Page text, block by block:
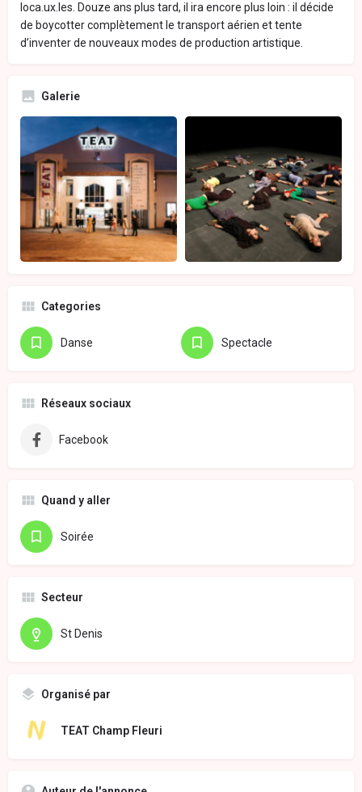
loca.ux.les. Douze ans plus tard, il ira encore plus loin : il décide
de boycotter complètement le transport aérien et tente
d’inventer de nouveaux modes de production artistique.
Galerie
Categories
Danse Spectacle
Réseaux sociaux
Facebook
Quand y aller
Soirée
Secteur
St Denis
Organisé par
TEAT Champ Fleuri